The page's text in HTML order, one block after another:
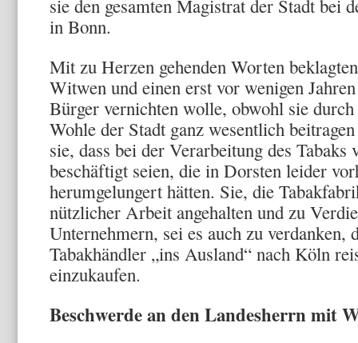
sie den gesamten Magistrat der Stadt bei
in Bonn.
Mit zu Herzen gehenden Worten
Witwen und einen erst vor wenigen
Bürger vernichten wolle, obwohl sie
Wohle der Stadt ganz wesentlich
sie, dass bei der Verarbeitung des
beschäftigt seien, die in Dorsten leider
herumgelungert hätten. Sie, die
nützlicher Arbeit angehalten und zu
Unternehmern, sei es auch zu verdanken,
Tabakhändler „ins Ausland“ nach Köln
einzukaufen.
Beschwerde an den Landesherrn mit